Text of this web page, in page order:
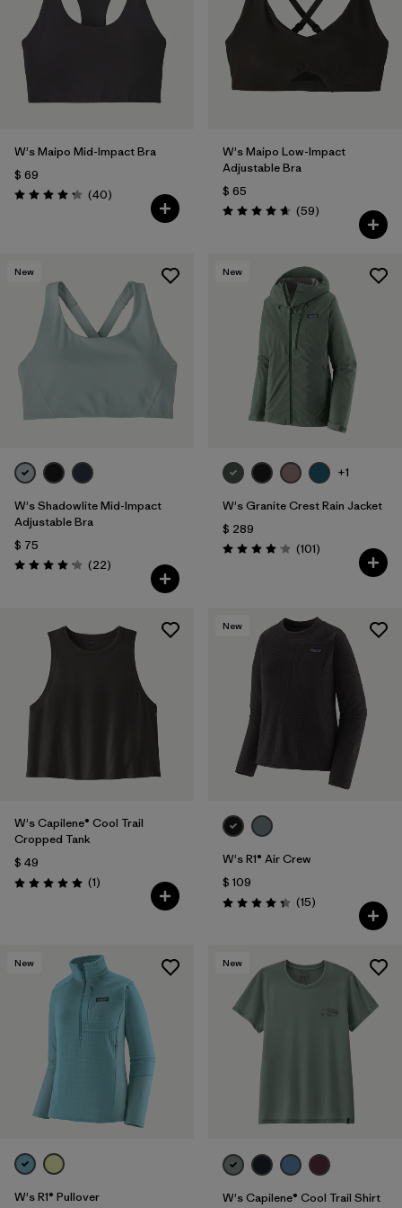
W's Maipo Mid-Impact Bra
$ 69
Valoración: 4.3 / 5
(40Comentarios
)
W's Maipo Low-Impact
Adjustable Bra
$ 65
Valoración: 4.7 / 5
(59Comentarios
)
New
W's Shadowlite Mid-Impact
Adjustable Bra
$ 75
Valoración: 4.1 / 5
(22Comentarios
)
New
+1
W's Granite Crest Rain Jacket
$ 289
Valoración: 4.1 / 5
(101Comentarios
)
W's Capilene® Cool Trail
Cropped Tank
$ 49
Valoración: 5.0 / 5
(1Comentarios
)
New
W's R1® Air Crew
$ 109
Valoración: 4.3 / 5
(15Comentarios
)
New
W's R1® Pullover
New
W's Capilene® Cool Trail Shirt